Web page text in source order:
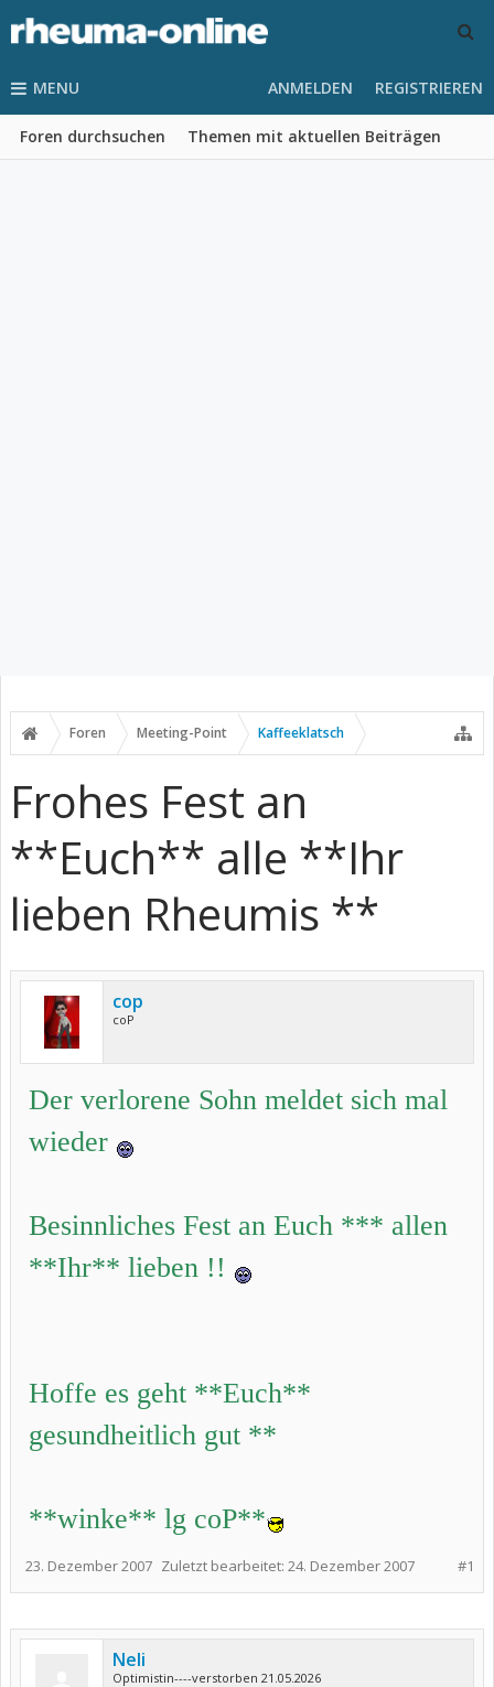
MENU
Foren durchsuchen Themen mit aktuellen Beiträgen
ANMELDEN REGISTRIEREN
Foren Meeting-Point Kaffeeklatsch
Frohes Fest an
**Euch** alle **Ihr
lieben Rheumis **
cop
coP
Der verlorene Sohn meldet sich mal
wieder
Besinnliches Fest an Euch *** allen
**Ihr** lieben !!
Hoffe es geht **Euch**
gesundheitlich gut **
**winke** lg coP**
#1
23. Dezember 2007 Zuletzt bearbeitet: 24. Dezember 2007
Neli
Optimistin----verstorben 21.05.2026